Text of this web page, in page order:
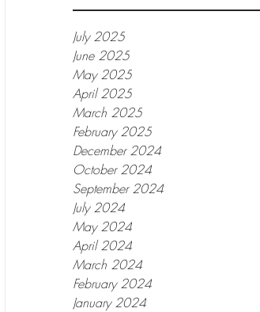
July 2025
June 2025
May 2025
April 2025
March 2025
February 2025
December 2024
October 2024
September 2024
July 2024
May 2024
April 2024
March 2024
February 2024
January 2024